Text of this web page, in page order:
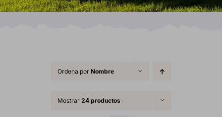
Ordena por Nombre
Mostrar 24 productos